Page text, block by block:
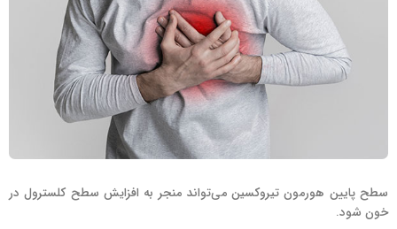
سطح پایین هورمون تیروکسین می‌تواند منجر به افزایش سطح کلسترول در
خون شود.